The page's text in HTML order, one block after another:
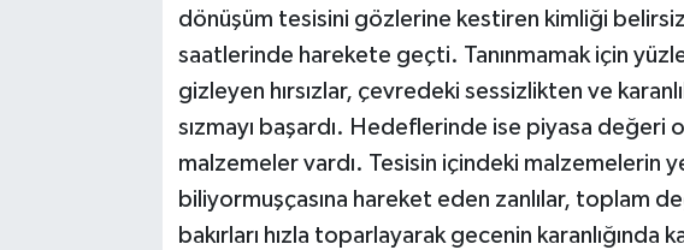
dönüşüm tesisini gözlerine kestiren kimliği
saatlerinde harekete geçti. Tanınmamak için
gizleyen hırsızlar, çevredeki sessizlikten ve
sızmayı başardı. Hedeflerinde ise piyasa değeri
malzemeler vardı. Tesisin içindeki malzemelerin
biliyormuşçasına hareket eden zanlılar, toplam
bakırları hızla toparlayarak gecenin karanlığında